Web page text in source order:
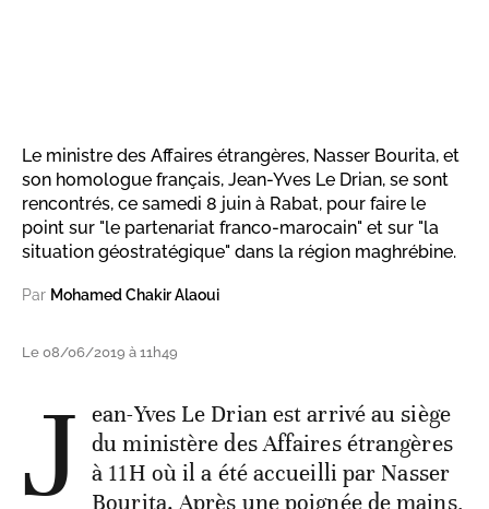
Le ministre des Affaires étrangères, Nasser Bourita, et
son homologue français, Jean-Yves Le Drian, se sont
rencontrés, ce samedi 8 juin à Rabat, pour faire le
point sur "le partenariat franco-marocain" et sur "la
situation géostratégique" dans la région maghrébine.
Par Mohamed Chakir Alaoui
Le 08/06/2019 à 11h49
J ean-Yves Le Drian est arrivé au siège
du ministère des Affaires étrangères
à 11H où il a été accueilli par Nasser
Bourita. Après une poignée de mains,